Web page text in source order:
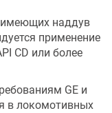
наддув
применение
CD или более
GE и
в локомотивных